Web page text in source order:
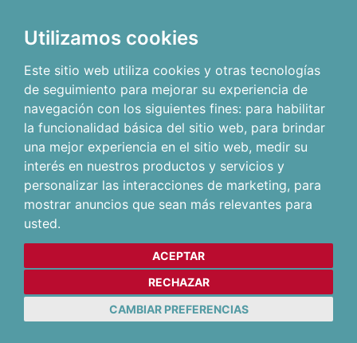
Utilizamos cookies
Este sitio web utiliza cookies y otras tecnologías
de seguimiento para mejorar su experiencia de
navegación con los siguientes fines: para habilitar
la funcionalidad básica del sitio web, para brindar
una mejor experiencia en el sitio web, medir su
interés en nuestros productos y servicios y
personalizar las interacciones de marketing, para
mostrar anuncios que sean más relevantes para
usted.
ACEPTAR
RECHAZAR
CAMBIAR PREFERENCIAS